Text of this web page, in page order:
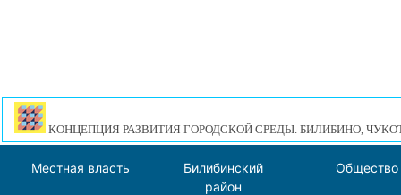
КОНЦЕПЦИЯ РАЗВИТИЯ ГОРОДСКОЙ СРЕДЫ. БИЛИБИНО,
Местная власть
Билибинский
район
Общество